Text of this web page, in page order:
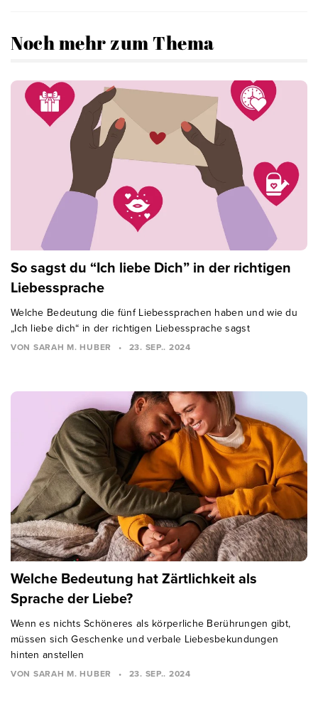
Noch mehr zum Thema
So sagst du “Ich liebe Dich” in der richtigen
Liebessprache
Welche Bedeutung die fünf Liebessprachen haben und wie du
„Ich liebe dich“ in der richtigen Liebessprache sagst
VON SARAH M. HUBER • 23. SEP.. 2024
Welche Bedeutung hat Zärtlichkeit als
Sprache der Liebe?
Wenn es nichts Schöneres als körperliche Berührungen gibt,
müssen sich Geschenke und verbale Liebesbekundungen
hinten anstellen
VON SARAH M. HUBER • 23. SEP.. 2024